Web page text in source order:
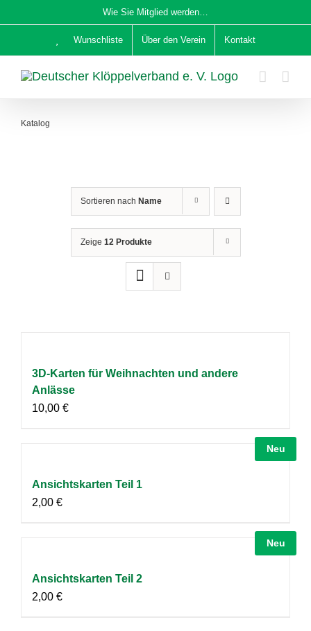
Inhalt
Wie Sie Mitglied werden…
Wunschliste Über den Verein Kontakt
Katalog
Sortieren nach Name
Zeige 12 Produkte
3D-Karten für Weihnachten und andere
Anlässe
10,00 €
Neu
Ansichtskarten Teil 1
2,00 €
Neu
Ansichtskarten Teil 2
2,00 €